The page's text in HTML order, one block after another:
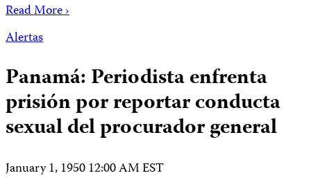
Read More ›
Alertas
Panamá: Periodista enfrenta
prisión por reportar conducta
sexual del procurador general
January 1, 1950 12:00 AM EST